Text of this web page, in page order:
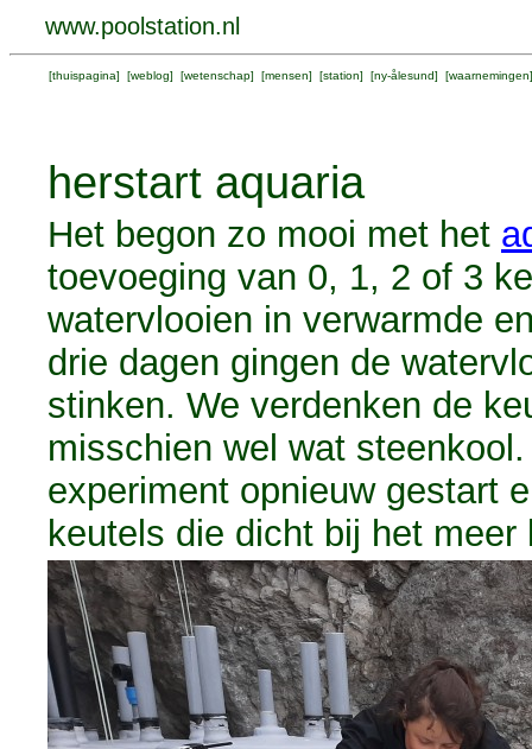
www.poolstation.nl
[thuispagina] [weblog] [wetenschap] [mensen] [station] [ny-ålesund] [waarnemingen
herstart aquaria
Het begon zo mooi met het
toevoeging van 0, 1, 2 of 3
watervlooien in verwarmde
drie dagen gingen de
stinken. We verdenken de
misschien wel wat
experiment opnieuw gestart
keutels die dicht bij het meer